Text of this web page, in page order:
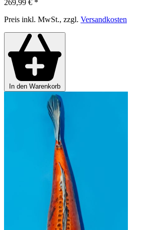
269,99 € *
Preis inkl. MwSt., zzgl. Versandkosten
In den Warenkorb